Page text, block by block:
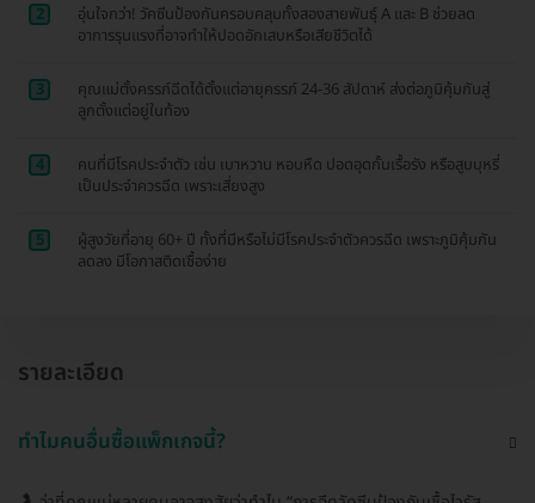
2
อุ่นใจกว่า! วัคซีนป้องกันครอบคลุมทั้งสองสายพันธุ์ A และ B ช่วยลด
อาการรุนแรงที่อาจทำให้ปอดอักเสบหรือเสียชีวิตได้
3
คุณแม่ตั้งครรภ์ฉีดได้ตั้งแต่อายุครรภ์ 24-36 สัปดาห์ ส่งต่อภูมิคุ้มกันสู่
ลูกตั้งแต่อยู่ในท้อง
4
คนที่มีโรคประจำตัว เช่น เบาหวาน หอบหืด ปอดอุดกั้นเรื้อรัง หรือสูบบุหรี่
เป็นประจำควรฉีด เพราะเสี่ยงสูง
5
ผู้สูงวัยที่อายุ 60+ ปี ทั้งที่มีหรือไม่มีโรคประจำตัวควรฉีด เพราะภูมิคุ้มกัน
ลดลง มีโอกาสติดเชื้อง่าย
รายละเอียด
ทำไมคนอื่นซื้อแพ็กเกจนี้?